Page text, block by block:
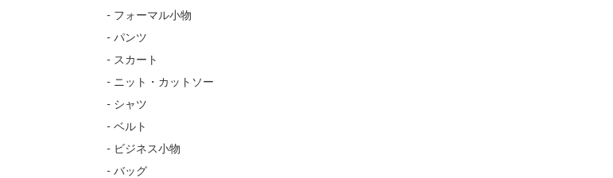
- フォーマル小物
- パンツ
- スカート
- ニット・カットソー
- シャツ
- ベルト
- ビジネス小物
- バッグ